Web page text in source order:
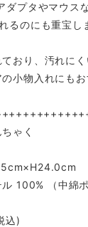
ダプタやマウス
るのにも重宝し
おり、汚れに
小物入れにもお
ゃく
100% （中綿
込)